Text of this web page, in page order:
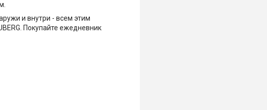
и внутри - всем этим
Покупайте ежедневник